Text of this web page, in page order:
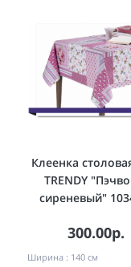
Клеенка
TRENDY
сиреневый"
300.00р.
Ширина : 140 см